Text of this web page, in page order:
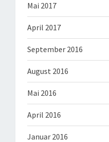
Mai 2017
April 2017
September 2016
August 2016
Mai 2016
April 2016
Januar 2016